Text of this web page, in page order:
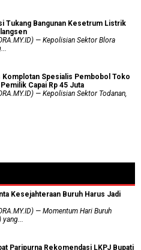
Tukang Bangunan Kesetrum Listrik
— Kepolisian Sektor Blora
Komplotan Spesialis Pembobol Toko
Capai Rp 45 Juta
— Kepolisian Sektor Todanan,
Kesejahteraan Buruh Harus Jadi
— Momentum Hari Buruh
yang...
Paripurna Rekomendasi LKPJ Bupati